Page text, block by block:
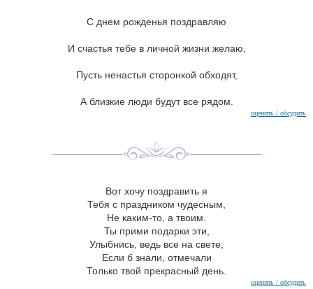
С днем рожденья поздравляю
И счастья тебе в личной жизни желаю,
Пусть ненастья сторонкой обходят,
А близкие люди будут все рядом.
оценить / обсудить
Вот хочу поздравить я
Тебя с праздником чудесным,
Не каким-то, а твоим.
Ты прими подарки эти,
Улыбнись, ведь все на свете,
Если б знали, отмечали
Только твой прекрасный день.
оценить / обсудить